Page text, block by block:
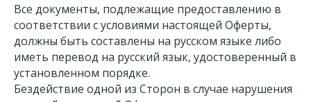
Все документы, подлежащие предоставлению в
соответствии с условиями настоящей Оферты,
должны быть составлены на русском языке либо
иметь перевод на русский язык, удостоверенный в
установленном порядке.
Бездействие одной из Сторон в случае нарушения